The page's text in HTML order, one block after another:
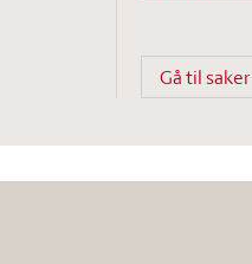
Gå til saker